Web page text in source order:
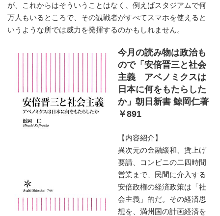
が、これからはそういうことはなく、例えばスタジアムで何
万人もいるところで、その観戦者がすべてスマホを使えると
いうような所では威力を発揮するのかもしれません。
今月の読み物は政治も
ので「安倍晋三と社会
主義 アベノミクスは
日本に何をもたらした
か」朝日新書 鯨岡仁著
￥891
【内容紹介】
異次元の金融緩和、賃上げ
要請、コンビニの二四時間
営業まで、民間に介入する
安倍政権の経済政策は「社
会主義」的だ。その経済思
想を、満州国の計画経済を